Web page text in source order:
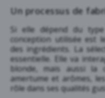
Un processus de
Si elle dépend du
conception utilisée est
des ingrédients. La
essentielle. Elle va
blonde, mais aussi la
amertume et arômes,
rôle dans ses qualités